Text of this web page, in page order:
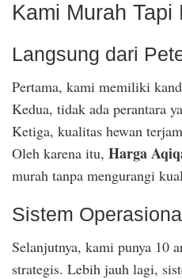
Kami Murah Tapi
Langsung dari
Pertama, kami memiliki
Kedua, tidak ada perantara
Ketiga, kualitas hewan
Oleh karena itu, Harga
murah tanpa mengurangi
Sistem
Selanjutnya, kami punya 10
strategis. Lebih jauh lagi,